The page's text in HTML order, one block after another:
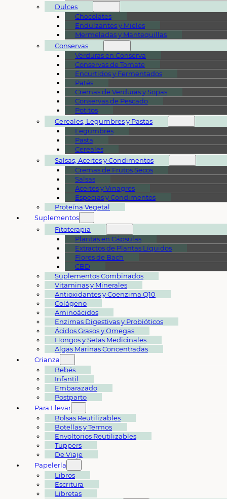
Dulces
Chocolates
Endulzantes y Mieles
Mermeladas y Mantequillas
Conservas
Verduras en Conserva
Conservas de Tomate
Encurtidos y Fermentados
Patés
Cremas de Verduras y Sopas
Conservas de Pescado
Potitos
Cereales, Legumbres y Pastas
Legumbres
Pasta
Cereales
Salsas, Aceites y Condimentos
Cremas de Frutos Secos
Salsas
Aceites y Vinagres
Especias y Condimentos
Proteína Vegetal
Suplementos
Fitoterapia
Plantas en Cápsulas
Extractos de Plantas Líquidos
Flores de Bach
CBD
Suplementos Combinados
Vitaminas y Minerales
Antioxidantes y Coenzima Q10
Colágeno
Aminoácidos
Enzimas Digestivas y Probióticos
Ácidos Grasos y Omegas
Hongos y Setas Medicinales
Algas Marinas Concentradas
Crianza
Bebés
Infantil
Embarazado
Postparto
Para Llevar
Bolsas Reutilizables
Botellas y Termos
Envoltorios Reutilizables
Tuppers
De Viaje
Papelería
Libros
Escritura
Libretas